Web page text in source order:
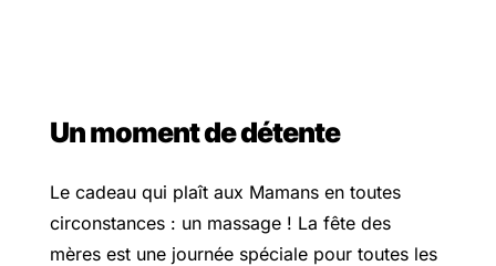
Un moment de détente
Le cadeau qui plaît aux Mamans en toutes
circonstances : un massage ! La fête des
mères est une journée spéciale pour toutes les